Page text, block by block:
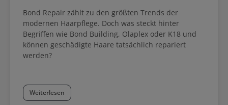
Bond Repair zählt zu den größten Trends der
modernen Haarpflege. Doch was steckt hinter
Begriffen wie Bond Building, Olaplex oder K18 und
können geschädigte Haare tatsächlich repariert
werden?
Weiterlesen